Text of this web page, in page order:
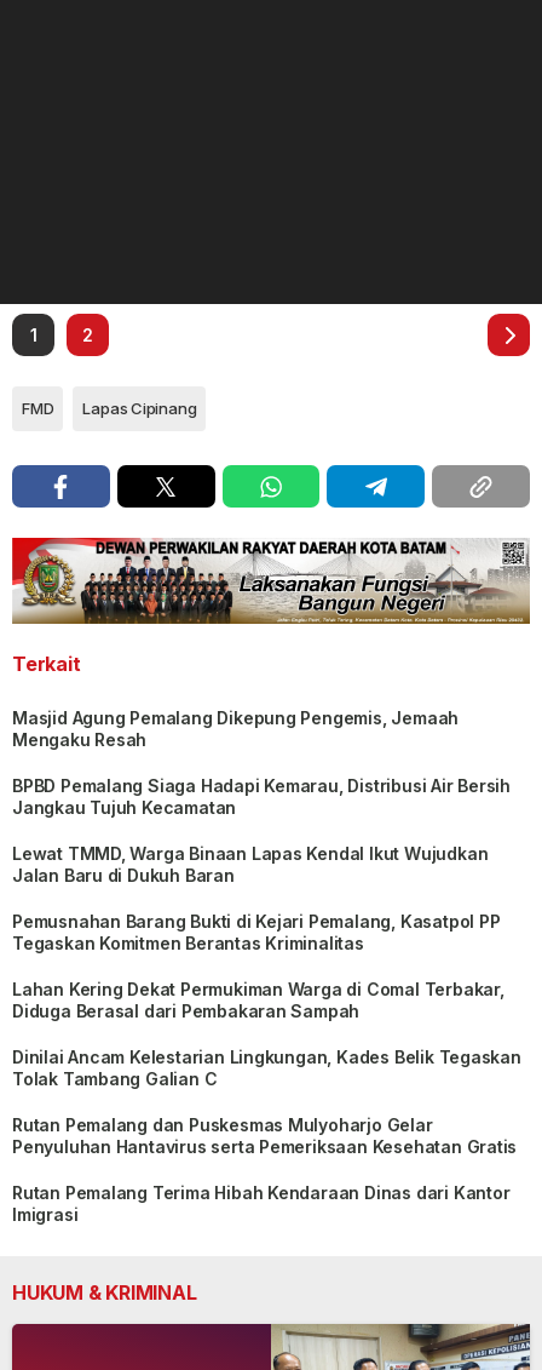
1 2
FMD Lapas Cipinang
Terkait
Masjid Agung Pemalang Dikepung Pengemis, Jemaah
Mengaku Resah
BPBD Pemalang Siaga Hadapi Kemarau, Distribusi Air Bersih
Jangkau Tujuh Kecamatan
Lewat TMMD, Warga Binaan Lapas Kendal Ikut Wujudkan
Jalan Baru di Dukuh Baran
Pemusnahan Barang Bukti di Kejari Pemalang, Kasatpol PP
Tegaskan Komitmen Berantas Kriminalitas
Lahan Kering Dekat Permukiman Warga di Comal Terbakar,
Diduga Berasal dari Pembakaran Sampah
Dinilai Ancam Kelestarian Lingkungan, Kades Belik Tegaskan
Tolak Tambang Galian C
Rutan Pemalang dan Puskesmas Mulyoharjo Gelar
Penyuluhan Hantavirus serta Pemeriksaan Kesehatan Gratis
Rutan Pemalang Terima Hibah Kendaraan Dinas dari Kantor
Imigrasi
HUKUM & KRIMINAL